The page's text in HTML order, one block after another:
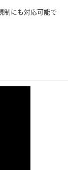
制にも対応可能で